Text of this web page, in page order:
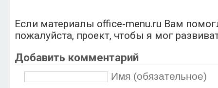
Если материалы office-menu.ru Вам
пожалуйста, проект, чтобы я мог
Добавить комментарий
Имя (обязательное)